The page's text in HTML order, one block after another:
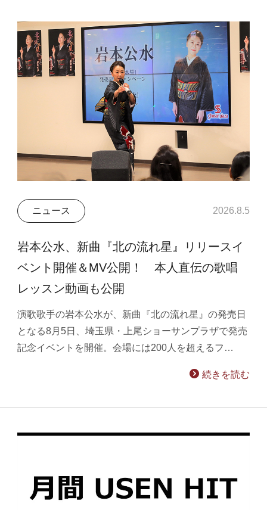
ニュース 2026.8.5
岩本公水、新曲『北の流れ星』リリースイ
ベント開催＆MV公開！ 本人直伝の歌唱
レッスン動画も公開
演歌歌手の岩本公水が、新曲『北の流れ星』の発売日
となる8月5日、埼玉県・上尾ショーサンプラザで発売
記念イベントを開催。会場には200人を超えるフ…
続きを読む